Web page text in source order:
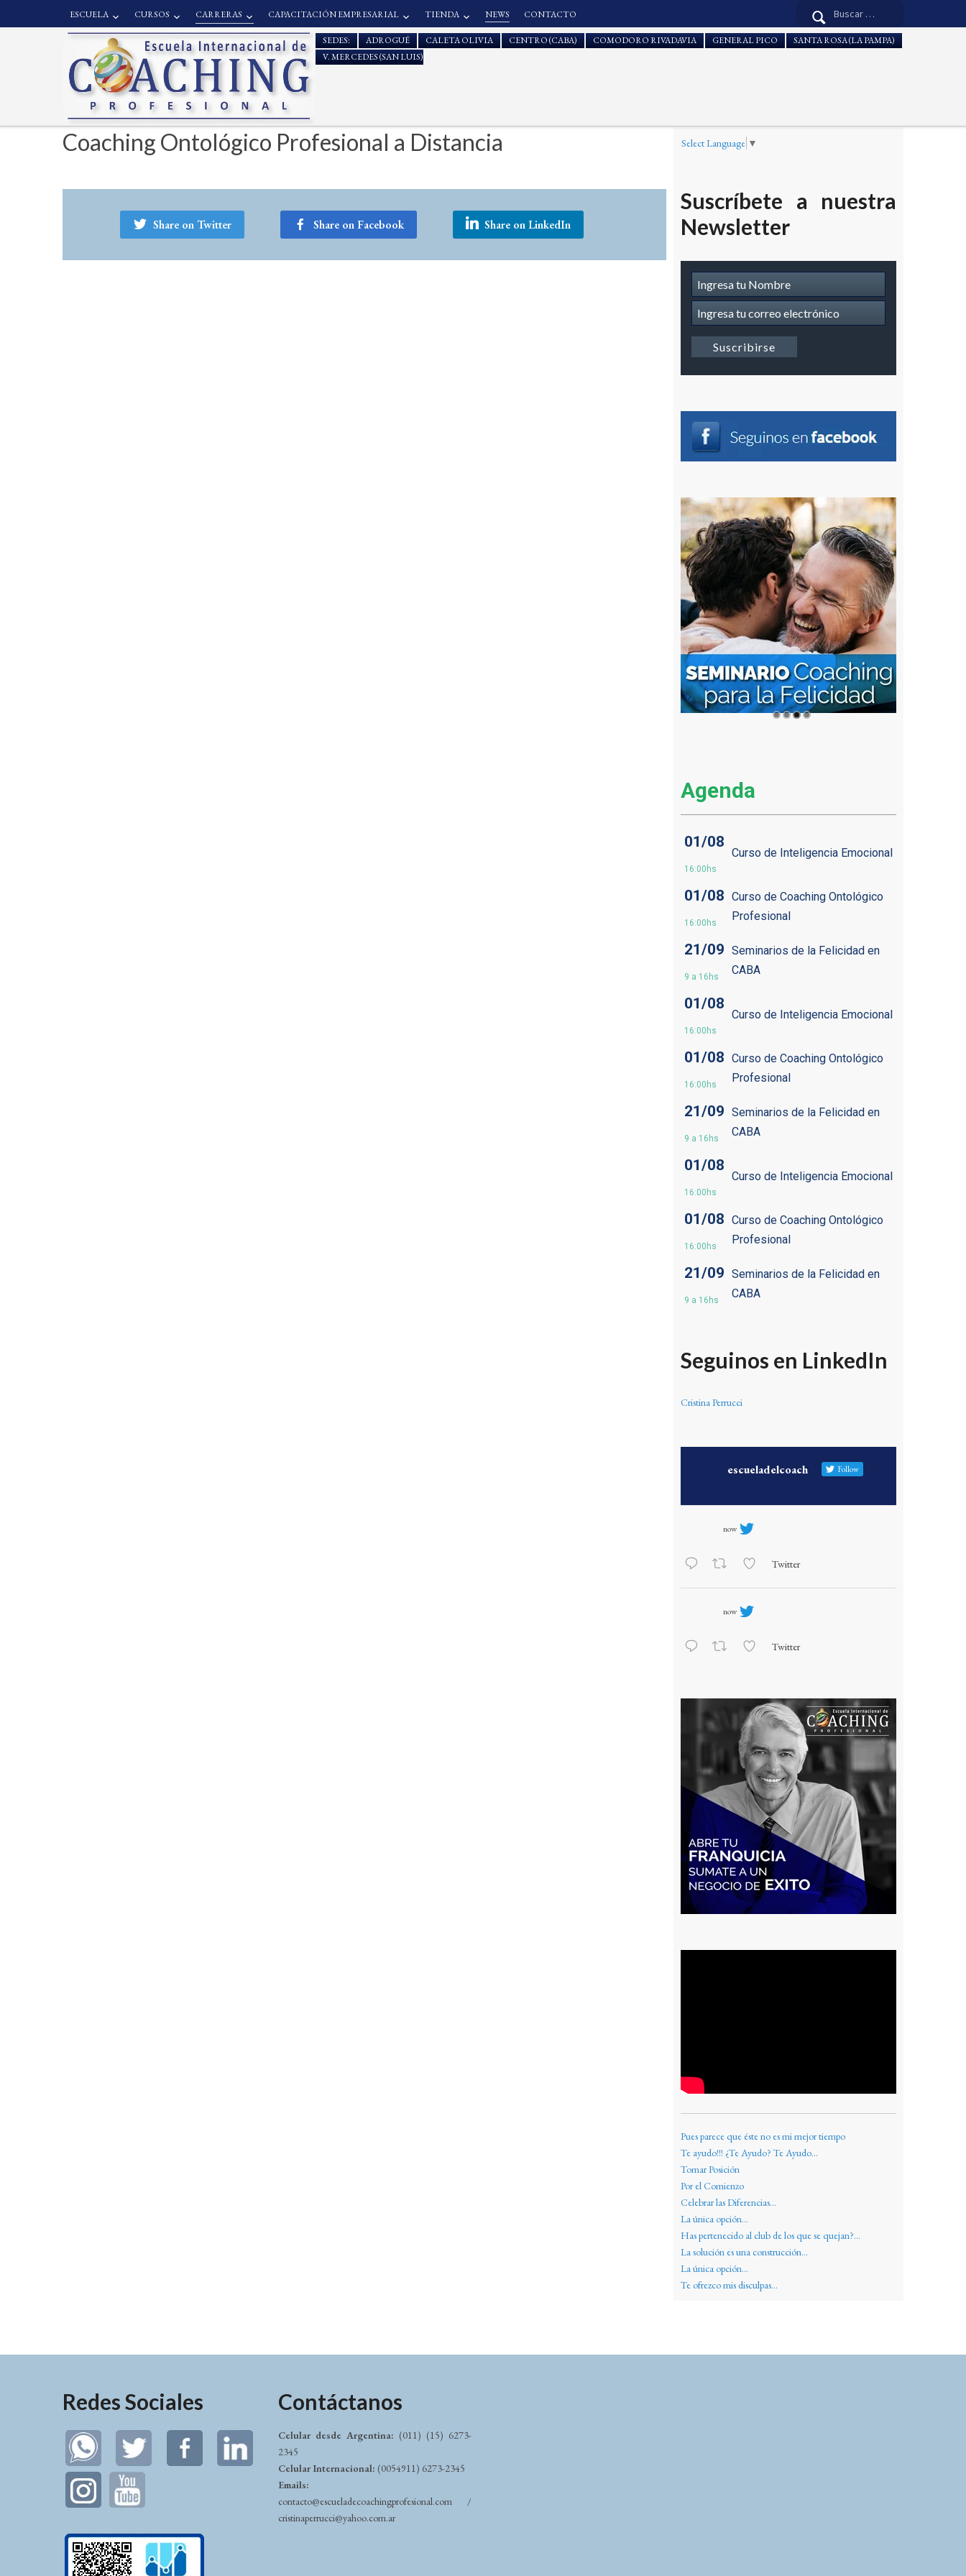
Buscar:
ESCUELA CURSOS CARRERAS CAPACITACIÓN EMPRESARIAL TIENDA NEWS CONTACTO
SEDES: ADROGUÉ CALETA OLIVIA CENTRO (CABA) COMODORO RIVADAVIA GENERAL PICO
SANTA ROSA (LA PAMPA)
V. MERCEDES (SAN LUIS)
Coaching Ontológico Profesional a Distancia
Share on Twitter Share on Facebook Share on LinkedIn
Select Language ▼
Suscríbete a nuestra
Newsletter
Suscripcion
a
Newsletter
Suscribirse
Agenda
01/08
16:00hs
Curso de Inteligencia Emocional
01/08
16:00hs
Curso de Coaching Ontológico
Profesional
21/09
9 a 16hs
Seminarios de la Felicidad en
CABA
01/08
16:00hs
Curso de Inteligencia Emocional
01/08
16:00hs
Curso de Coaching Ontológico
Profesional
21/09
9 a 16hs
Seminarios de la Felicidad en
CABA
01/08
16:00hs
Curso de Inteligencia Emocional
01/08
16:00hs
Curso de Coaching Ontológico
Profesional
21/09
9 a 16hs
Seminarios de la Felicidad en
CABA
Seguinos en LinkedIn
Cristina Perrucci
escueladelcoach Follow
now
Twitter
now
Twitter
Pues parece que éste no es mi mejor tiempo
Te ayudo!!! ¿Te Ayudo? Te Ayudo...
Tomar Posición
Por el Comienzo
Celebrar las Diferencias...
La única opción...
Has pertenecido al club de los que se quejan?...
La solución es una construcción...
La única opción...
Te ofrezco mis disculpas...
Redes Sociales Contáctanos
Celular desde Argentina: (011) (15) 6273-
2345
Celular Internacional: (0054911) 6273-2345
Emails:
contacto@escueladecoachingprofesional.com /
cristinaperrucci@yahoo.com.ar